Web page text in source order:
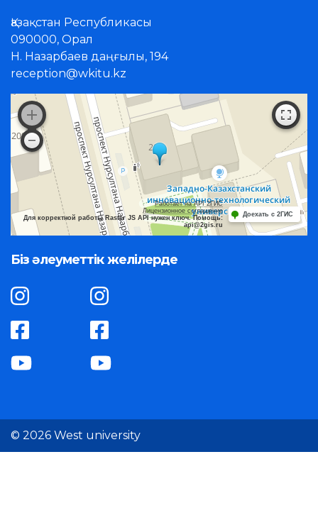
Қазақстан Республикасы
090000, Орал
Н. Назарбаев даңғылы, 194
reception@wkitu.kz
Работает на API 2ГИС
Лицензионное соглашение
Для корректной работы Raster JS API нужен ключ. Помощь:
api@2gis.ru
Доехать с 2ГИС
Біз әлеуметтік желілерде
© 2026 West university